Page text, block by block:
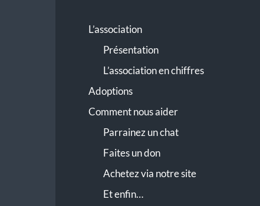
L’association
Présentation
L’association en chiffres
Adoptions
Comment nous aider
Parrainez un chat
Faites un don
Achetez via notre site
Et enfin…